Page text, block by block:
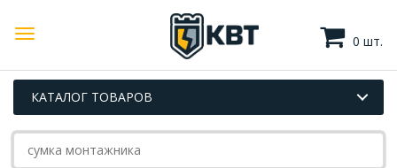
0 шт.
КАТАЛОГ ТОВАРОВ